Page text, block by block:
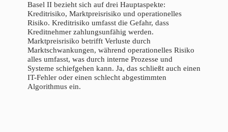
Basel II bezieht sich auf drei Hauptaspekte:
Kreditrisiko, Marktpreisrisiko und operationelles
Risiko. Kreditrisiko umfasst die Gefahr, dass
Kreditnehmer zahlungsunfähig werden.
Marktpreisrisiko betrifft Verluste durch
Marktschwankungen, während operationelles Risiko
alles umfasst, was durch interne Prozesse und
Systeme schiefgehen kann. Ja, das schließt auch einen
IT-Fehler oder einen schlecht abgestimmten
Algorithmus ein.